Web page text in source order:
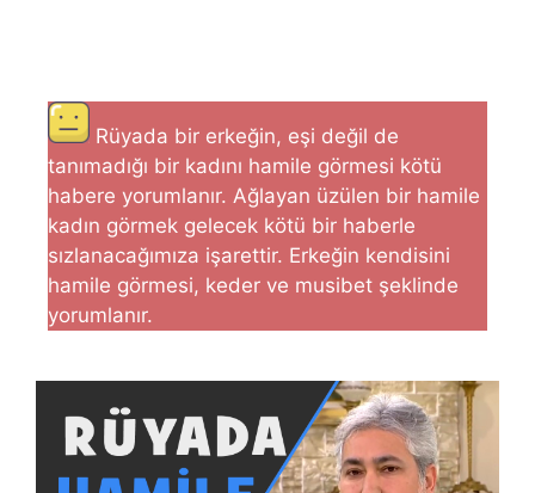
Rüyada bir erkeğin, eşi değil de
tanımadığı bir kadını hamile görmesi kötü
habere yorumlanır. Ağlayan üzülen bir hamile
kadın görmek gelecek kötü bir haberle
sızlanacağımıza işarettir. Erkeğin kendisini
hamile görme­si, keder ve musibet şeklinde
yorumlanır.